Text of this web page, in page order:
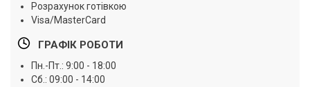
Розрахунок готівкою
Visa/MasterCard
ГРАФІК РОБОТИ
Пн.-Пт.: 9:00 - 18:00
Сб.: 09:00 - 14:00